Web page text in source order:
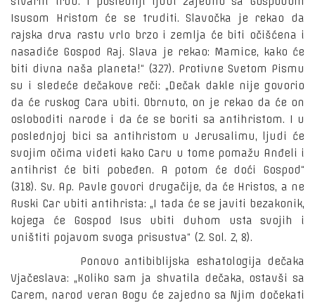
Isusom Hristom će se truditi. Slavočka je rekao da
rajska drva rastu vrlo brzo i zemlja će biti očišćena i
nasadiće Gospod Raj. Slava je rekao: Mamice, kako će
biti divna naša planeta!“ (327). Protivne Svetom Pismu
su i sledeće dečakove reči: „Dečak dakle nije govorio
da će ruskog Cara ubiti. Obrnuto, on je rekao da će on
osloboditi narode i da će se boriti sa antihristom. I u
poslednjoj bici sa antihristom u Jerusalimu, ljudi će
svojim očima videti kako Caru u tome pomažu Anđeli i
antihrist će biti pobeđen. A potom će doći Gospod“
(318). Sv. Ap. Pavle govori drugačije, da će Hristos, a ne
Ruski Car ubiti antihrista: „I tada će se javiti bezakonik,
kojega će Gospod Isus ubiti duhom usta svojih i
uništiti pojavom svoga prisustva“ (2. Sol. 2, 8).
Ponovo antibiblijska eshatologija dečaka
Vjačeslava: „Koliko sam ja shvatila dečaka, ostavši sa
Carem, narod veran Bogu će zajedno sa Njim dočekati